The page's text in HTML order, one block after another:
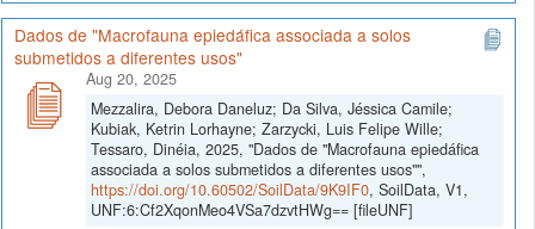
Dados de "Macrofauna epiedáfica associada a solos
submetidos a diferentes usos"
Aug 20, 2025
Mezzalira, Debora Daneluz; Da Silva, Jéssica Camile;
Kubiak, Ketrin Lorhayne; Zarzycki, Luis Felipe Wille;
Tessaro, Dinéia, 2025, "Dados de "Macrofauna epiedáfica
associada a solos submetidos a diferentes usos"",
https://doi.org/10.60502/SoilData/9K9IF0, SoilData, V1,
UNF:6:Cf2XqonMeo4VSa7dzvtHWg== [fileUNF]